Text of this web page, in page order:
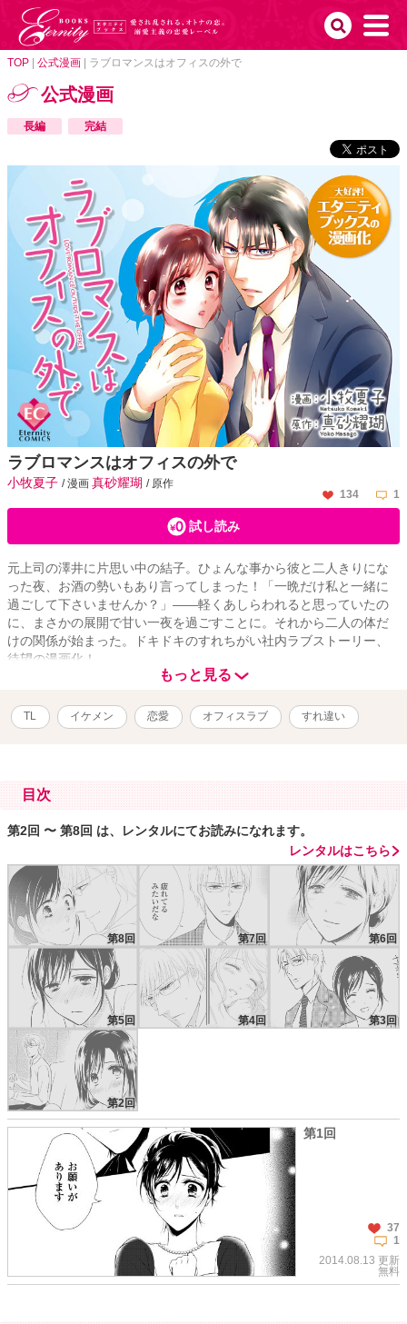
TOP 公式漫画 ラブロマンスはオフィスの外で
公式漫画
長編 完結
ラブロマンスはオフィスの外で
小牧夏子 / 漫画 真砂耀瑚 / 原作
134
1
試し読み
元上司の澤井に片思い中の結子。ひょんな事から彼と二人きりにな
った夜、お酒の勢いもあり言ってしまった！「一晩だけ私と一緒に
過ごして下さいませんか？」――軽くあしらわれると思っていたの
に、まさかの展開で甘い一夜を過ごすことに。それから二人の体だ
けの関係が始まった。ドキドキのすれちがい社内ラブストーリー、
待望の漫画化！
もっと見る
TL イケメン 恋愛 オフィスラブ すれ違い
目次
第2回 〜 第8回 は、レンタルにてお読みになれます。
レンタルはこちら
第8回 第7回 第6回
第5回 第4回 第3回
第2回
第1回
37
1
2014.08.13 更新
無料